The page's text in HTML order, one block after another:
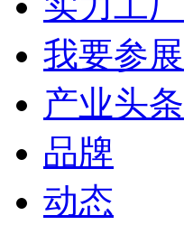
我要参展
产业头条
品牌
动态